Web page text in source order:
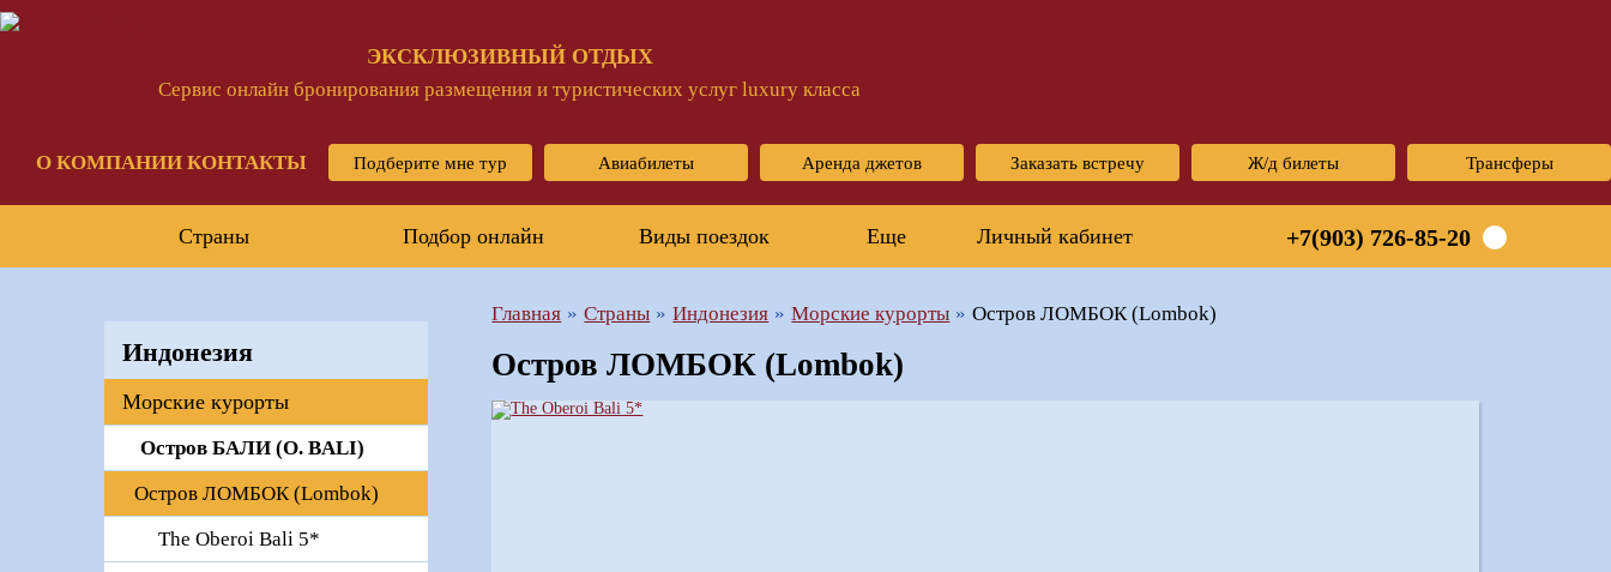
ЭКСКЛЮЗИВНЫЙ ОТДЫХ
Сервис онлайн бронирования размещения и туристических услуг luxury класса
О КОМПАНИИ КОНТАКТЫ Подберите мне тур Авиабилеты Аренда джетов Заказать встречу Ж/д билеты Трансферы
Страны Подбор онлайн Виды поездок Еще Личный кабинет +7(903) 726-85-20
Главная Страны Индонезия Морские курорты Остров ЛОМБОК (Lombok)
Остров ЛОМБОК (Lombok)
Индонезия
Морские курорты
Остров БАЛИ (O. BALI)
Остров ЛОМБОК (Lombok)
The Oberoi Bali 5*